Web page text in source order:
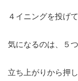
４イニングを投げ
気になるのは、５
立ち上がりから押